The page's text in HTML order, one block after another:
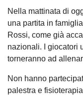
Nella mattinata di
una partita in
Rossi, come già
nazionali. I giocatori
torneranno ad
Non hanno
palestra e